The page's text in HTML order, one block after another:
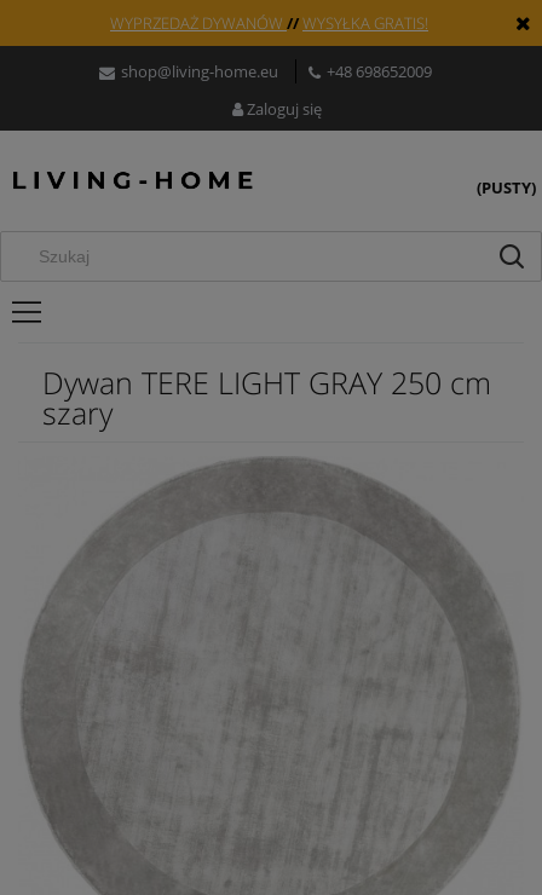
WYPRZEDAŻ DYWANÓW //WYSYŁKA GRATIS!
shop@living-home.eu
+48 698652009
Zaloguj się
(PUSTY)
Dywan TERE LIGHT GRAY 250 cm
szary